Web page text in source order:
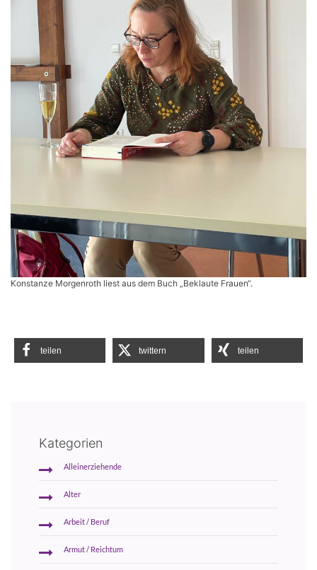
Konstanze Morgenroth liest aus dem Buch „Beklaute Frauen“.
teilen twittern teilen
Kategorien
Alleinerziehende
Alter
Arbeit / Beruf
Armut / Reichtum